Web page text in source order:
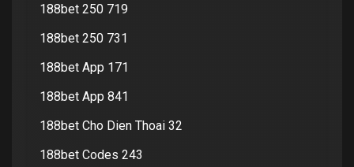
188bet 250 719
188bet 250 731
188bet App 171
188bet App 841
188bet Cho Dien Thoai 32
188bet Codes 243